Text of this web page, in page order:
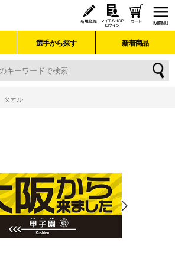
選手から探す 新着商品
タオル